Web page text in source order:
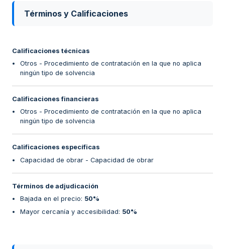
Términos y Calificaciones
Calificaciones técnicas
Otros - Procedimiento de contratación en la que no aplica
ningún tipo de solvencia
Calificaciones financieras
Otros - Procedimiento de contratación en la que no aplica
ningún tipo de solvencia
Calificaciones específicas
Capacidad de obrar - Capacidad de obrar
Términos de adjudicación
Bajada en el precio: 50%
Mayor cercanía y accesibilidad: 50%